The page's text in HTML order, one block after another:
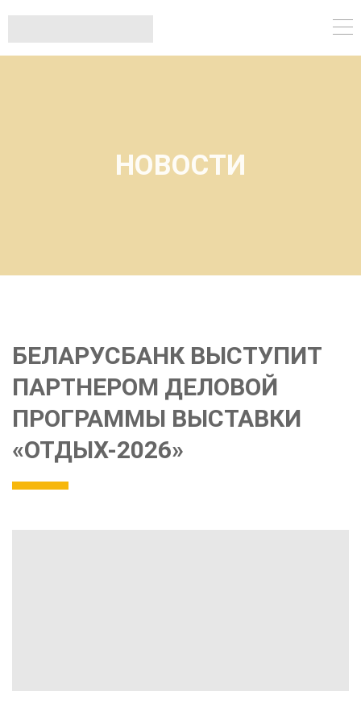
НОВОСТИ
БЕЛАРУСБАНК ВЫСТУПИТ
ПАРТНЕРОМ ДЕЛОВОЙ
ПРОГРАММЫ ВЫСТАВКИ
«ОТДЫХ-2026»